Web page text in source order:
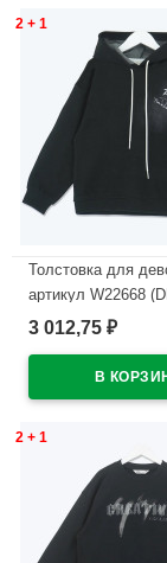
2 + 1
Толстовка для
артикул W22668
размер цвет черный
3 012,75 ₽
2 + 1